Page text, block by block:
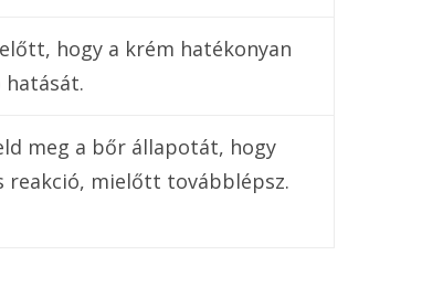
hogy a krém hatékonyan
meg a bőr állapotát, hogy
reakció, mielőtt továbblépsz.